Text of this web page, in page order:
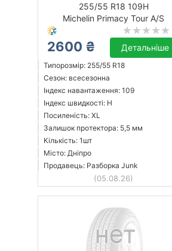
255/55 R18 109H
Michelin Primacy Tour A/S
2600 ₴ Детальніше
Типорозмір: 255/55 R18
Сезон: всесезонна
Індекс навантаження: 109
Індекс швидкості: H
Посиленість: XL
Залишок протектора: 5,5 мм
Кількість: 1шт
Місто: Дніпро
Продавець: Разборка Junk
(05.08.26)